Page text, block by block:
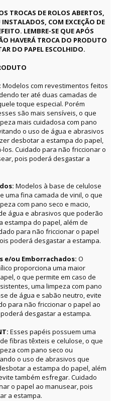
TROCAS DE ROLOS ABERTOS,
COM EXCEÇÃO DE
LEMBRE-SE QUE APÓS
HAVERÁ TROCA DO PRODUTO
DO PAPEL ESCOLHIDO.
Modelos com revestimentos feitos
ter até duas camadas de
toque especial. Porém
são mais sensíveis, o que
mais cuidadosa com pano
o uso de água e abrasivos
desbotar a estampa do papel,
los. Cuidado para não friccionar o
pois poderá desgastar a
Modelos à base de celulose
uma fina camada de vinil, o que
com pano seco e macio,
água e abrasivos que poderão
estampa do papel, além de
para não friccionar o papel
poderá desgastar a estampa.
e/ou Emborrachados: O
proporciona uma maior
o que permite em caso de
uma limpeza com pano
de água e sabão neutro, evite
para não friccionar o papel ao
desgastar a estampa.
Esses papéis possuem uma
fibras têxteis e celulose, o que
com pano seco ou
o uso de abrasivos que
a estampa do papel, além
também esfregar. Cuidado
o papel ao manusear, pois
a estampa.